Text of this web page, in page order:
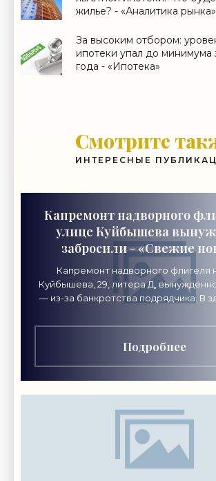
жилье? - «Аналитика рынка»
За высоким отбором:
ипотеки упал до минимума
года - «Ипотека»
Смотрите
ИНТЕРЕСНЫЕ
Капремонт надворного
улице Куйбышева
забросили - «Свежие
строительства»
Капремонт надворного флигеля
Куйбышева, 29, литера Д,
— из-за банкротства подрядчика. В
индустрий «Локон».
Подробнее